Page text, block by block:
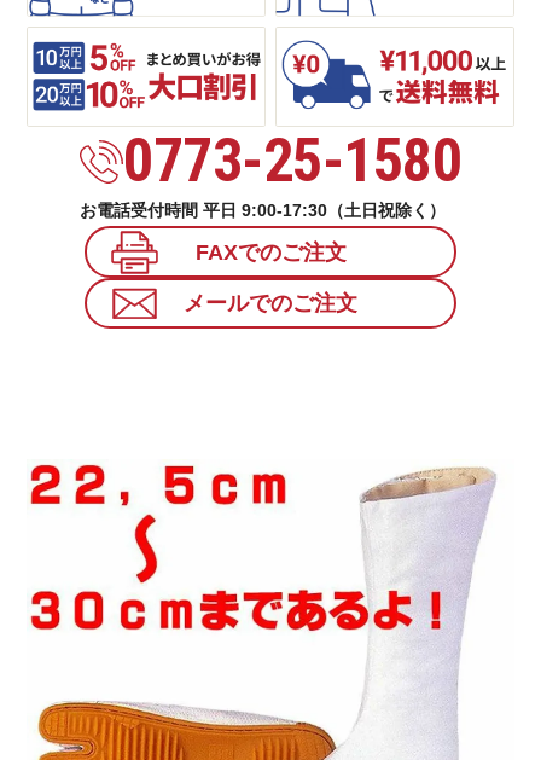
0773-25-1580
お電話受付時間 平日 9:00-17:30（土日祝除く）
FAXでのご注文
メールでのご注文